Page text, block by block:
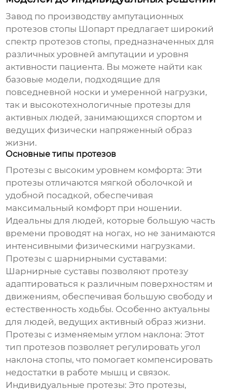
Завод по производству ампутационных
протезов стопы Шопарт предлагает широкий
спектр протезов стопы, предназначенных для
различных уровней ампутации и уровня
активности пациента. Вы можете найти как
базовые модели, подходящие для
повседневной носки и умеренной нагрузки,
так и высокотехнологичные протезы для
активных людей, занимающихся спортом и
ведущих физически напряженный образ
жизни.
Основные типы протезов
Протезы с высоким уровнем комфорта: Эти
протезы отличаются мягкой оболочкой и
удобной посадкой, обеспечивая
максимальный комфорт при ношении.
Идеальны для людей, которые большую часть
времени проводят на ногах, но не занимаются
интенсивными физическими нагрузками.
Протезы с шарнирными суставами:
Шарнирные суставы позволяют протезу
адаптироваться к различным поверхностям и
движениям, обеспечивая большую свободу и
естественность ходьбы. Особенно актуальны
для людей, ведущих активный образ жизни.
Протезы с изменяемым углом наклона: Этот
тип протезов позволяет регулировать угол
наклона стопы, что помогает компенсировать
недостатки в работе мышц и связок.
Индивидуальные протезы: Это протезы,